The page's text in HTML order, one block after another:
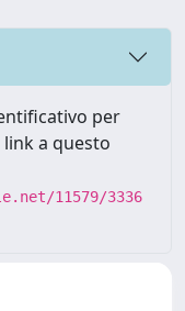
per
a questo
11579/3336